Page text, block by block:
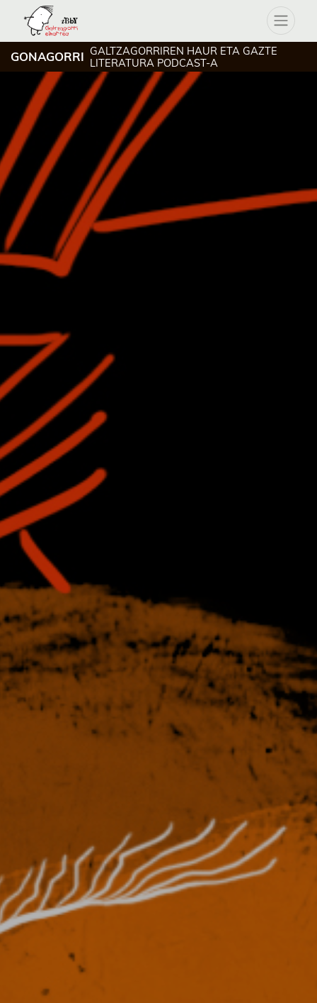
GONAGORRI GALTZAGORRIREN HAUR ETA GAZTE
LITERATURA PODCAST-A